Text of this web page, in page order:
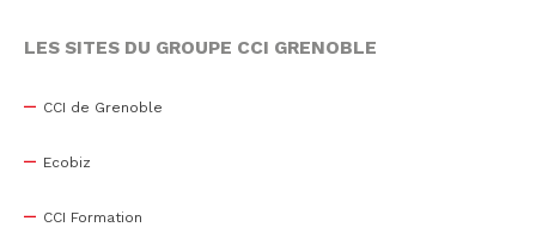
LES SITES DU GROUPE CCI GRENOBLE
CCI de Grenoble
Ecobiz
CCI Formation